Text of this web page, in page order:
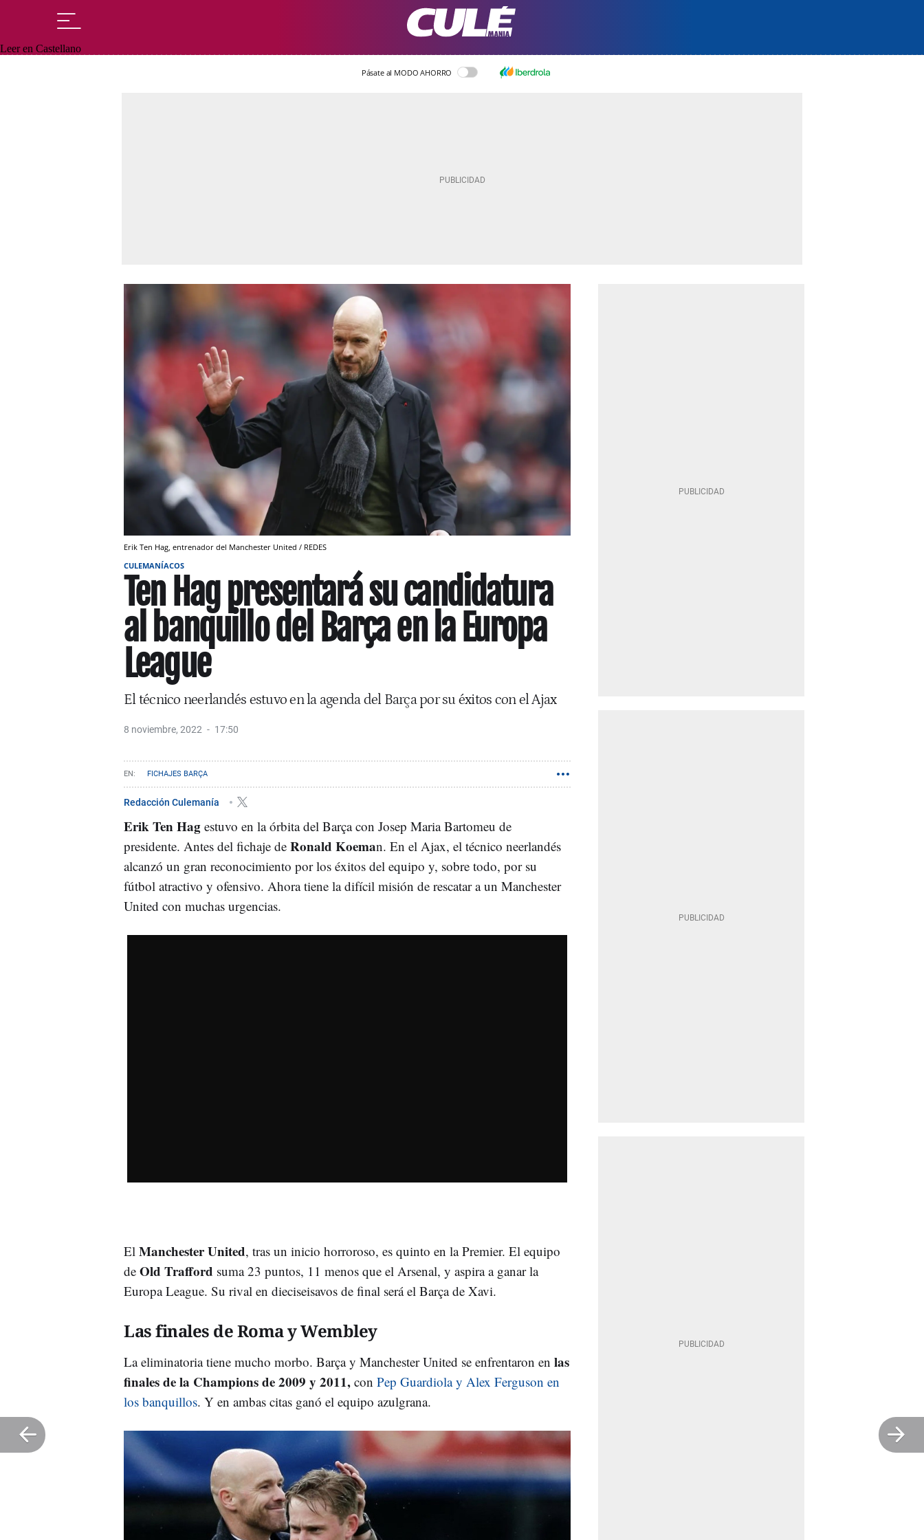
Leer en Castellano
Pásate al MODO AHORRO
Erik Ten Hag, entrenador del Manchester United / REDES
CULEMANÍACOS
Ten Hag presentará su candidatura
al banquillo del Barça en la Europa
League
El técnico neerlandés estuvo en la agenda del Barça por su éxitos con el Ajax
8 noviembre, 2022 17:50
FICHAJES BARÇA
Redacción Culemanía
Erik Ten Hag estuvo en la órbita del Barça con Josep Maria Bartomeu de
presidente. Antes del fichaje de Ronald Koeman. En el Ajax, el técnico neerlandés
alcanzó un gran reconocimiento por los éxitos del equipo y, sobre todo, por su
fútbol atractivo y ofensivo. Ahora tiene la difícil misión de rescatar a un Manchester
United con muchas urgencias.
El Manchester United, tras un inicio horroroso, es quinto en la Premier. El equipo
de Old Trafford suma 23 puntos, 11 menos que el Arsenal, y aspira a ganar la
Europa League. Su rival en dieciseisavos de final será el Barça de Xavi.
Las finales de Roma y Wembley
La eliminatoria tiene mucho morbo. Barça y Manchester United se enfrentaron en las
finales de la Champions de 2009 y 2011, con Pep Guardiola y Alex Ferguson en
los banquillos. Y en ambas citas ganó el equipo azulgrana.